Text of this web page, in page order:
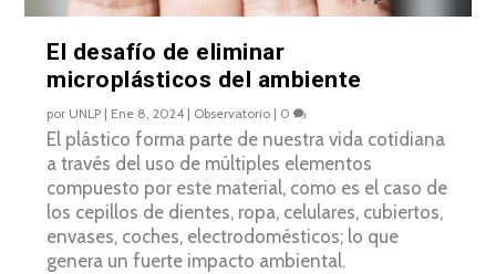
El desafío de eliminar
microplásticos del ambiente
por UNLP | Ene 8, 2024 | Observatorio | 0
El plástico forma parte de nuestra vida cotidiana
a través del uso de múltiples elementos
compuesto por este material, como es el caso de
los cepillos de dientes, ropa, celulares, cubiertos,
envases, coches, electrodomésticos; lo que
genera un fuerte impacto ambiental.